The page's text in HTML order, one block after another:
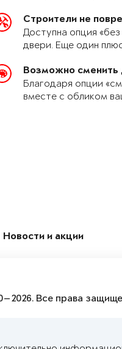
Строители не
Доступна опция
двери. Еще один
Возможно сменить
Благодаря опции
вместе с обликом
Новости и акции
Все права